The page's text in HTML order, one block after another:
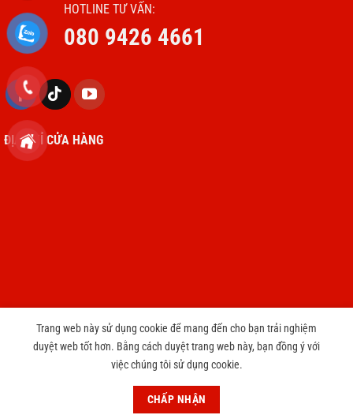
HOTLINE TƯ VẤN:
080 9426 4661
ĐỊA CHỈ CỬA HÀNG
Copyright 2026 © cameravnt39.com
CHƯƠNG TRÌNH TRI ÂN KHÁCH HÀNG THAY PIN IPHONE CHỈ 3999
円Bỏ qua
Trang web này sử dụng cookie để mang đến cho bạn trải nghiệm
duyệt web tốt hơn. Bằng cách duyệt trang web này, bạn đồng ý với
việc chúng tôi sử dụng cookie.
CHẤP NHẬN